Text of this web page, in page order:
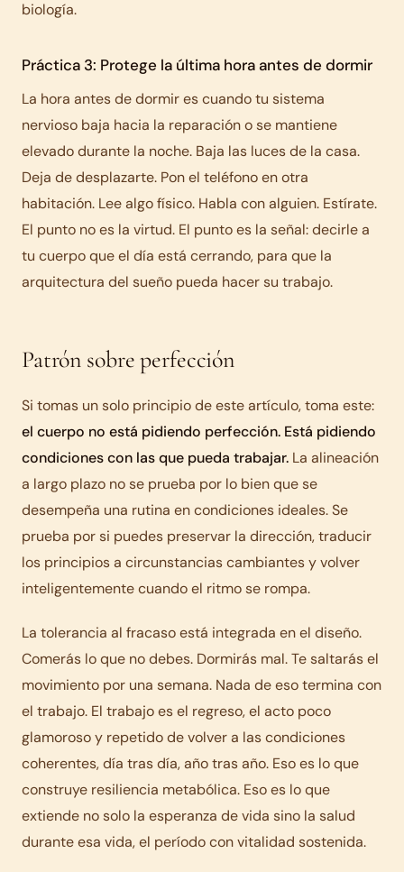
biología.
Práctica 3: Protege la última hora antes de dormir
La hora antes de dormir es cuando tu sistema
nervioso baja hacia la reparación o se mantiene
elevado durante la noche. Baja las luces de la casa.
Deja de desplazarte. Pon el teléfono en otra
habitación. Lee algo físico. Habla con alguien. Estírate.
El punto no es la virtud. El punto es la señal: decirle a
tu cuerpo que el día está cerrando, para que la
arquitectura del sueño pueda hacer su trabajo.
Patrón sobre perfección
Si tomas un solo principio de este artículo, toma este:
el cuerpo no está pidiendo perfección. Está pidiendo
condiciones con las que pueda trabajar. La alineación
a largo plazo no se prueba por lo bien que se
desempeña una rutina en condiciones ideales. Se
prueba por si puedes preservar la dirección, traducir
los principios a circunstancias cambiantes y volver
inteligentemente cuando el ritmo se rompa.
La tolerancia al fracaso está integrada en el diseño.
Comerás lo que no debes. Dormirás mal. Te saltarás el
movimiento por una semana. Nada de eso termina con
el trabajo. El trabajo es el regreso, el acto poco
glamoroso y repetido de volver a las condiciones
coherentes, día tras día, año tras año. Eso es lo que
construye resiliencia metabólica. Eso es lo que
extiende no solo la esperanza de vida sino la salud
durante esa vida, el período con vitalidad sostenida.